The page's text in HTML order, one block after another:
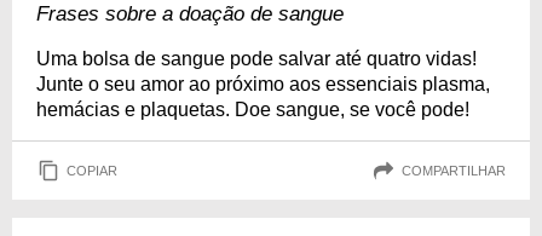
Frases sobre a doação de sangue
Uma bolsa de sangue pode salvar até quatro vidas!
Junte o seu amor ao próximo aos essenciais plasma,
hemácias e plaquetas. Doe sangue, se você pode!
COPIAR COMPARTILHAR